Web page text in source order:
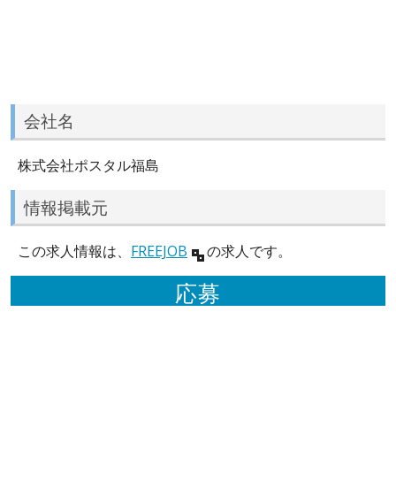
会社名
株式会社ポスタル福島
情報掲載元
この求人情報は、 FREEJOB の求人です。
応募